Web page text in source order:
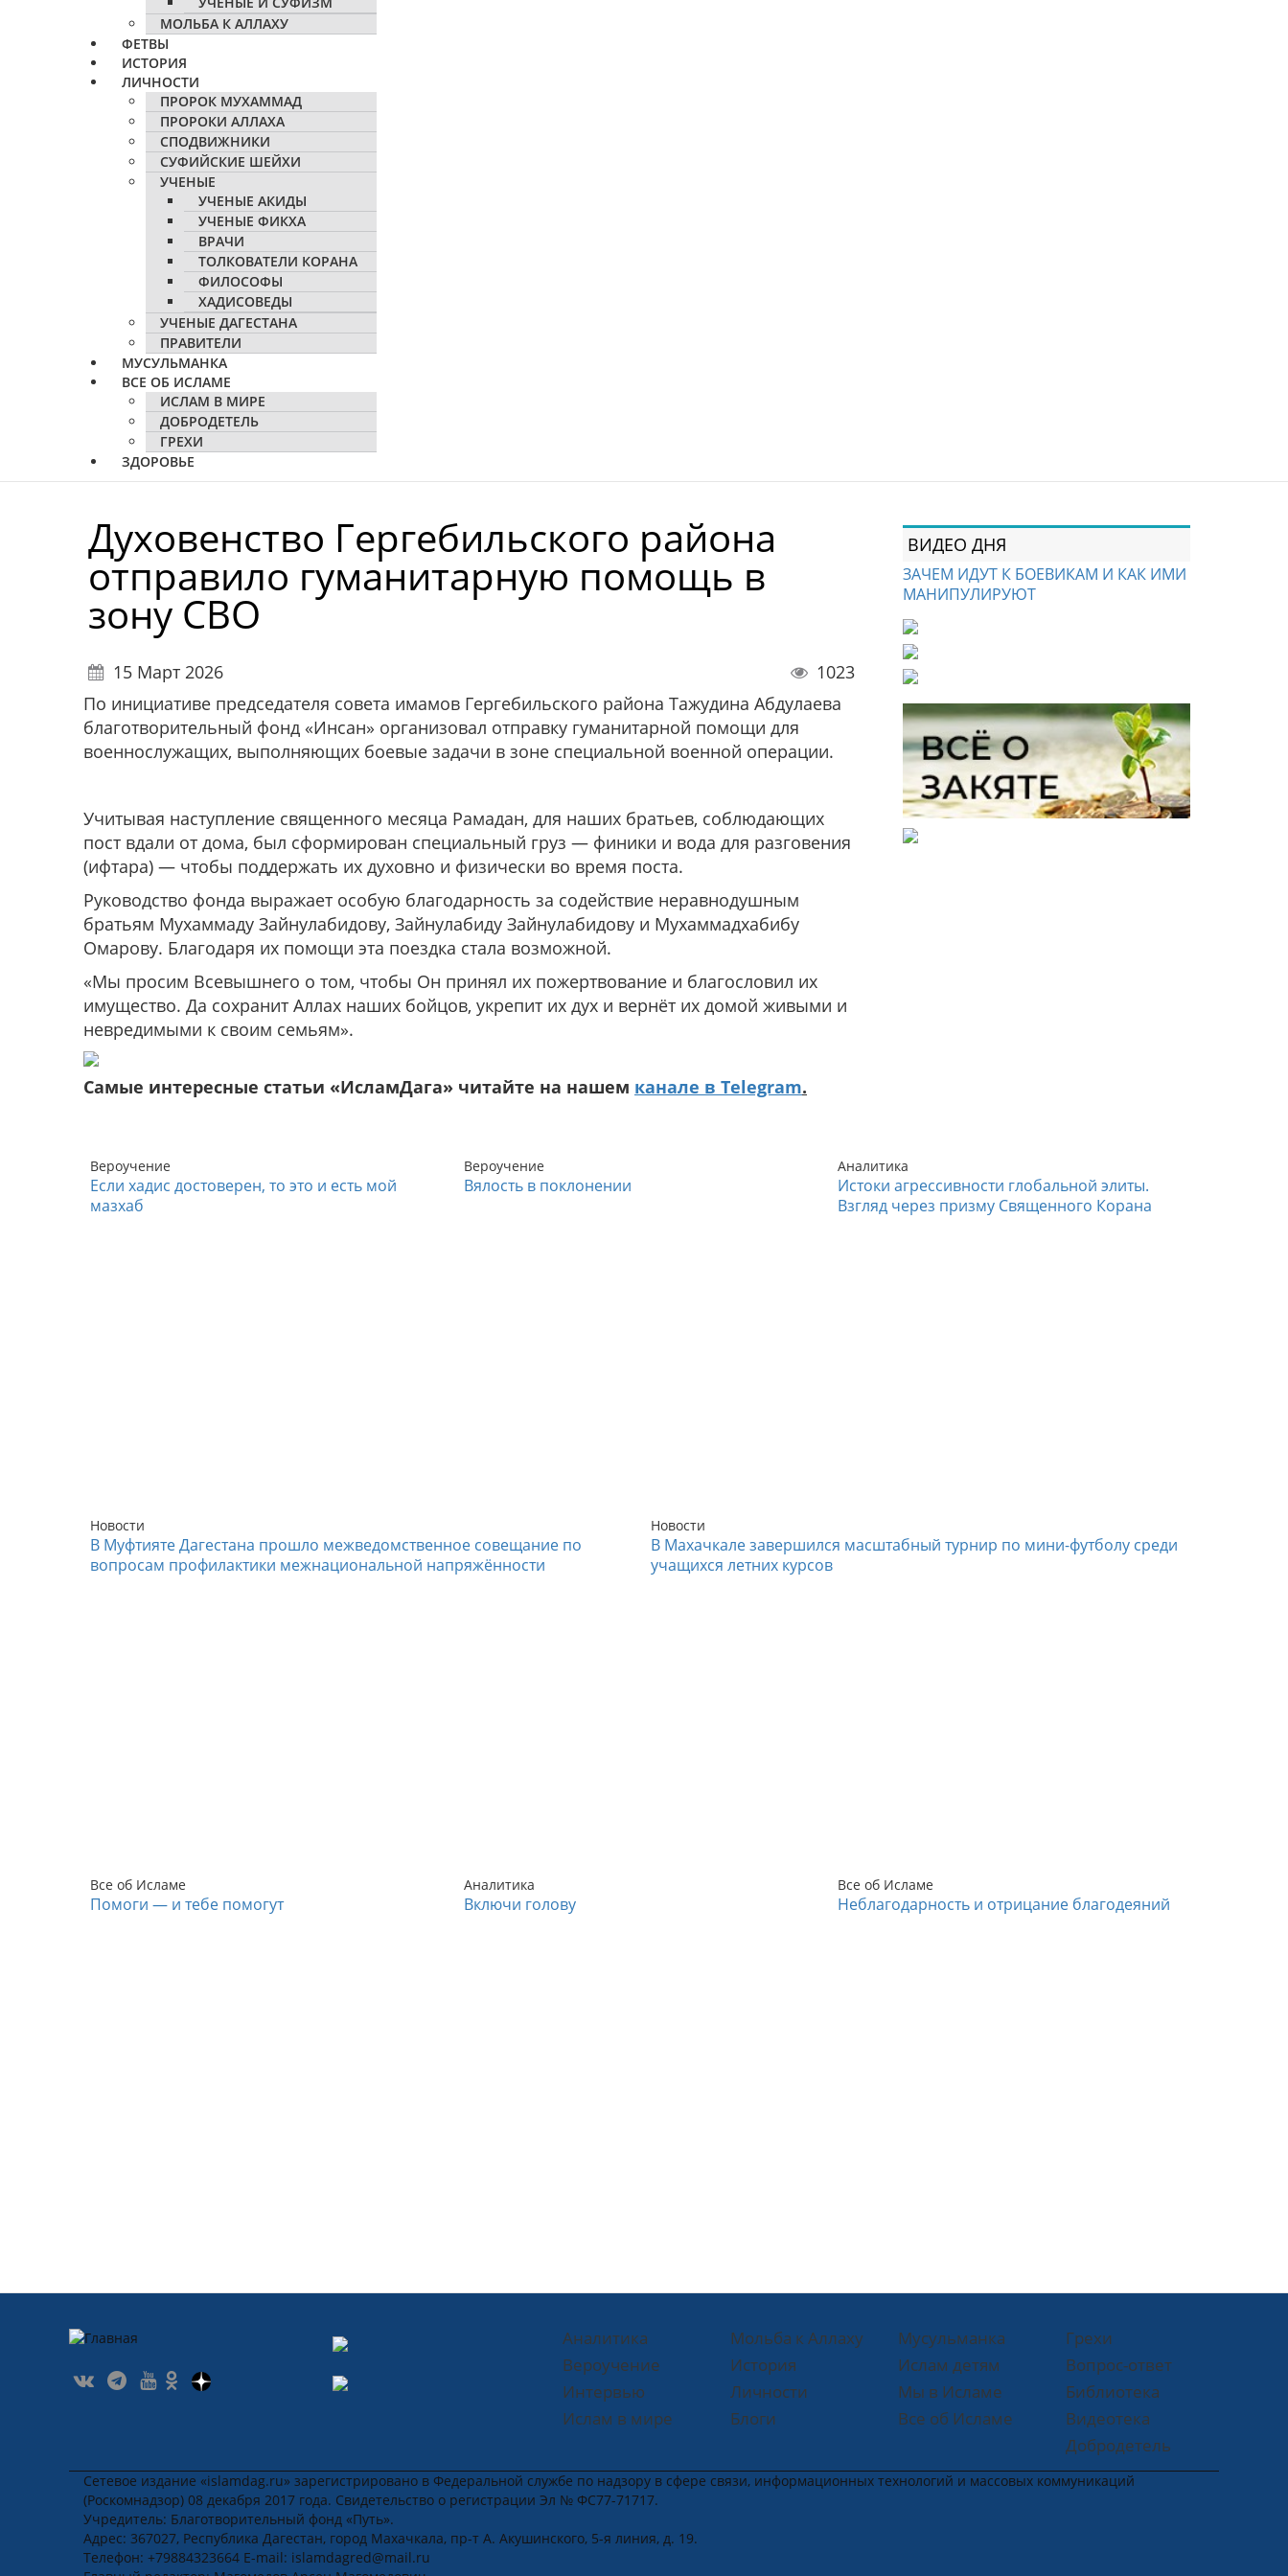
МОЛЬБА К АЛЛАХУ
ФЕТВЫ
ИСТОРИЯ
ЛИЧНОСТИ
ПРОРОК МУХАММАД
ПРОРОКИ АЛЛАХА
СПОДВИЖНИКИ
СУФИЙСКИЕ ШЕЙХИ
УЧЕНЫЕ
УЧЕНЫЕ АКИДЫ
УЧЕНЫЕ ФИКХА
ВРАЧИ
ТОЛКОВАТЕЛИ КОРАНА
ФИЛОСОФЫ
ХАДИСОВЕДЫ
УЧЕНЫЕ ДАГЕСТАНА
ПРАВИТЕЛИ
МУСУЛЬМАНКА
ВСЕ ОБ ИСЛАМЕ
ИСЛАМ В МИРЕ
ДОБРОДЕТЕЛЬ
ГРЕХИ
ЗДОРОВЬЕ
Духовенство Гергебильского района
отправило гуманитарную помощь в
зону СВО
15 Март 2026
1023
По инициативе председателя совета имамов Гергебильского района Тажудина Абдулаева
благотворительный фонд «Инсан» организовал отправку гуманитарной помощи для
военнослужащих, выполняющих боевые задачи в зоне специальной военной операции.
Учитывая наступление священного месяца Рамадан, для наших братьев, соблюдающих
пост вдали от дома, был сформирован специальный груз — финики и вода для разговения
(ифтара) — чтобы поддержать их духовно и физически во время поста.
Руководство фонда выражает особую благодарность за содействие неравнодушным
братьям Мухаммаду Зайнулабидову, Зайнулабиду Зайнулабидову и Мухаммадхабибу
Омарову. Благодаря их помощи эта поездка стала возможной.
«Мы просим Всевышнего о том, чтобы Он принял их пожертвование и благословил их
имущество. Да сохранит Аллах наших бойцов, укрепит их дух и вернёт их домой живыми и
невредимыми к своим семьям».
Самые интересные статьи «ИсламДага» читайте на нашем канале в Telegram.
ВИДЕО ДНЯ
ЗАЧЕМ ИДУТ К БОЕВИКАМ И КАК ИМИ
МАНИПУЛИРУЮТ
Вероучение
Если хадис достоверен, то это и есть мой
мазхаб
Вероучение
Вялость в поклонении
Аналитика
Истоки агрессивности глобальной элиты.
Взгляд через призму Священного Корана
Новости
В Муфтияте Дагестана прошло межведомственное совещание по
вопросам профилактики межнациональной напряжённости
Новости
В Махачкале завершился масштабный турнир по мини-футболу среди
учащихся летних курсов
Все об Исламе
Помоги — и тебе помогут
Аналитика
Включи голову
Все об Исламе
Неблагодарность и отрицание благодеяний
Аналитика
Вероучение
Интервью
Ислам в мире
Мольба к Аллаху
История
Личности
Блоги
Мусульманка
Ислам детям
Мы в Исламе
Все об Исламе
Грехи
Вопрос-ответ
Библиотека
Видеотека
Добродетель
Сетевое издание «islamdag.ru» зарегистрировано в Федеральной службе по надзору в сфере связи, информационных технологий и массовых коммуникаций
(Роскомнадзор) 08 декабря 2017 года. Свидетельство о регистрации Эл № ФС77-71717.
Учредитель: Благотворительный фонд «Путь».
Адрес: 367027, Республика Дагестан, город Махачкала, пр-т А. Акушинского, 5-я линия, д. 19.
Телефон: +79884323664 E-mail: islamdagred@mail.ru